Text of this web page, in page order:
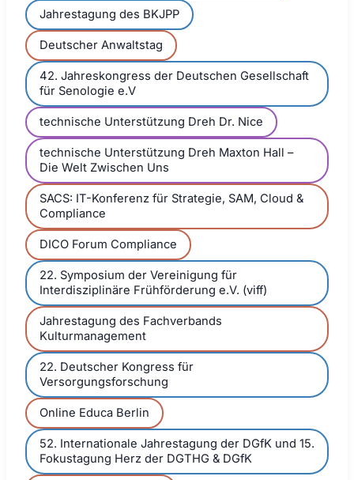
Jahrestagung des BKJPP
Deutscher Anwaltstag
42. Jahreskongress der Deutschen Gesellschaft
für Senologie e.V
technische Unterstützung Dreh Dr. Nice
technische Unterstützung Dreh Maxton Hall –
Die Welt Zwischen Uns
SACS: IT-Konferenz für Strategie, SAM, Cloud &
Compliance
DICO Forum Compliance
22. Symposium der Vereinigung für
Interdisziplinäre Frühförderung e.V. (viff)
Jahrestagung des Fachverbands
Kulturmanagement
22. Deutscher Kongress für
Versorgungsforschung
Online Educa Berlin
52. Internationale Jahrestagung der DGfK und 15.
Fokustagung Herz der DGTHG & DGfK